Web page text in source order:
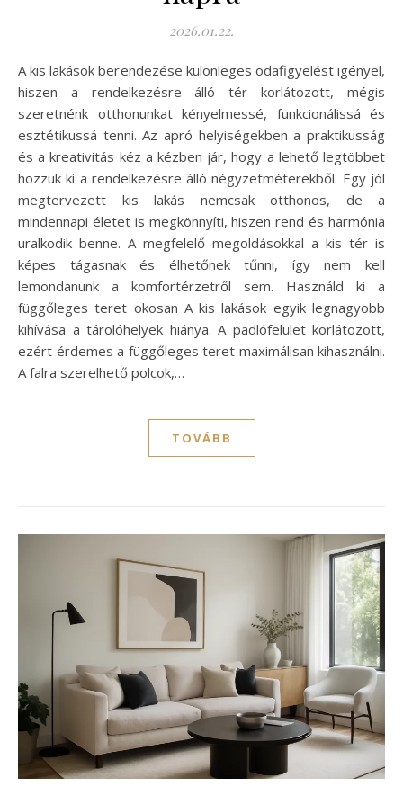
2026.01.22.
A kis lakások berendezése különleges odafigyelést igényel,
hiszen a rendelkezésre álló tér korlátozott, mégis
szeretnénk otthonunkat kényelmessé, funkcionálissá és
esztétikussá tenni. Az apró helyiségekben a praktikusság
és a kreativitás kéz a kézben jár, hogy a lehető legtöbbet
hozzuk ki a rendelkezésre álló négyzetméterekből. Egy jól
megtervezett kis lakás nemcsak otthonos, de a
mindennapi életet is megkönnyíti, hiszen rend és harmónia
uralkodik benne. A megfelelő megoldásokkal a kis tér is
képes tágasnak és élhetőnek tűnni, így nem kell
lemondanunk a komfortérzetről sem. Használd ki a
függőleges teret okosan A kis lakások egyik legnagyobb
kihívása a tárolóhelyek hiánya. A padlófelület korlátozott,
ezért érdemes a függőleges teret maximálisan kihasználni.
A falra szerelhető polcok,…
TOVÁBB